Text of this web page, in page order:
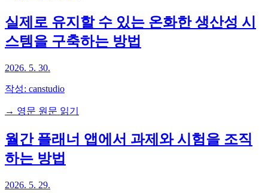
실제로 유지할 수 있는 온화한 생산성 시
스템을 구축하는 방법
2026. 5. 30.
작성: canstudio
→ 영문 원문 읽기
월간 플래너 앱에서 과제와 시험을 조직
하는 방법
2026. 5. 29.